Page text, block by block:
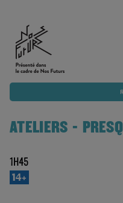
ATELIERS -
1H45
14+